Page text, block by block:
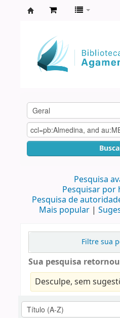
Agamenon
Magalhães
Pesquisa
Pesquisar por
Pesquisa de
Mais popular
Filtre sua
Sua pesquisa
Desculpe, sem